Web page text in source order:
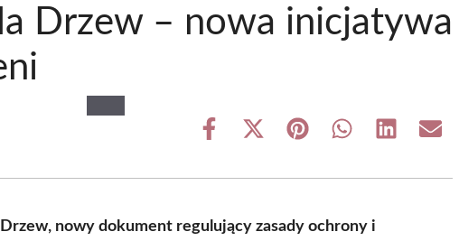
Drzew – nowa inicjatywa
Share
Share
(Twitter)
Share Share Share Share
nowy dokument regulujący zasady ochrony i